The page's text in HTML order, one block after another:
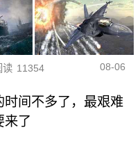
读 11354 08-06
时间不多了，最艰难
来了